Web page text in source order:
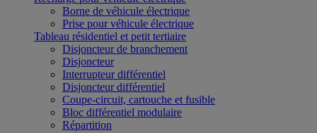
Borne de véhicule électrique
Prise pour véhicule électrique
Tableau résidentiel et petit tertiaire
Disjoncteur de branchement
Disjoncteur
Interrupteur différentiel
Disjoncteur différentiel
Coupe-circuit, cartouche et fusible
Bloc différentiel modulaire
Répartition